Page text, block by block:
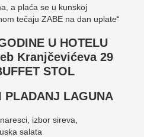
a plaća se u kunskoj
tečaju ZABE na dan uplate“
U HOTELU
Kranjčevićeva 29
STOL
PLADANJ LAGUNA
izbor sireva,
salata